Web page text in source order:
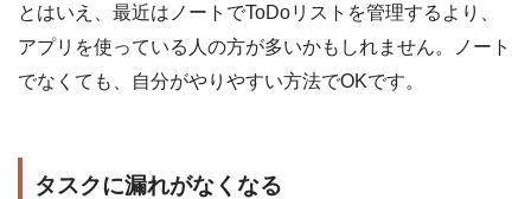
とはいえ、最近はノートでToDoリストを管理するより、
アプリを使っている人の方が多いかもしれません。ノート
でなくても、自分がやりやすい方法でOKです。
タスクに漏れがなくなる